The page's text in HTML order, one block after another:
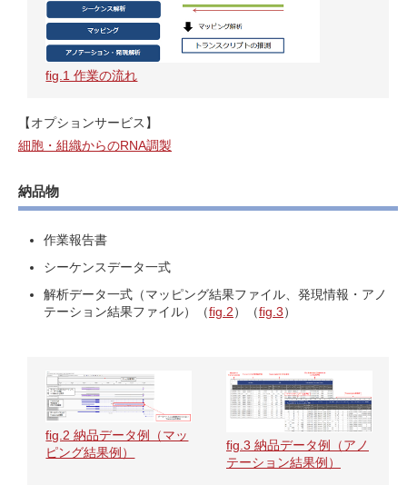
fig.1 作業の流れ
【オプションサービス】
細胞・組織からのRNA調製
納品物
作業報告書
シーケンスデータ一式
解析データ一式（マッピング結果ファイル、発現情報・アノ
テーション結果ファイル）（fig.2）（fig.3）
fig.2 納品データ例（マッ
ピング結果例）
fig.3 納品データ例（アノ
テーション結果例）